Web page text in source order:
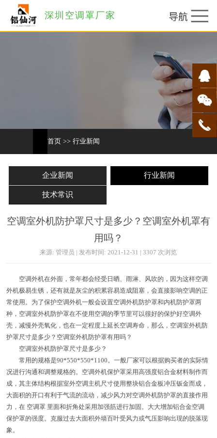
深圳空调罩厂家
首页 >> 行业新闻
企业新闻 行业新闻
技术常识
空调室外机防护罩尺寸是多少？空调室外机罩有
用吗？
来源: 管理员 | 发布时间: 2021-12-31 | 3307 次浏览
空调外机在外面，常年都会经受日晒、雨淋、风吹的，因为这样空调
外机极易生锈，还有就是灰尘的积累容易造成阻塞，会直接影响空调的正
常使用。为了保护空调外机一般会设置空调外机防护罩和内机防护罩两
种，空调室外机防护罩在不使用空调的季节里可以很好的保护好空调外
壳，减慢外壳氧化，也在一定程度上延长空调寿命，那么，空调室外机防
护罩尺寸是多少？空调室外机防护罩有用吗？
空调室外机防护罩尺寸是多少？
常用的规格是90*550*550*1100。一般厂家可以根据购买者的实际情
况进行沟通和调整规格的。空调外机保护罩采用高强度铝合金材料制作而
成，其主体结构根据室外空调主机尺寸使用整块铝合金板冲压钣金而成，
大面积的开口有利于气流的流动，减少风力对空调外机防护罩的直接作用
力，在 空调罩 里面和折角处采用加强筋进行加固。大大增加铝合金空调
保护罩的强度。克服过去大面积外墙百叶受风力或气压影响出现的脱落现
象。